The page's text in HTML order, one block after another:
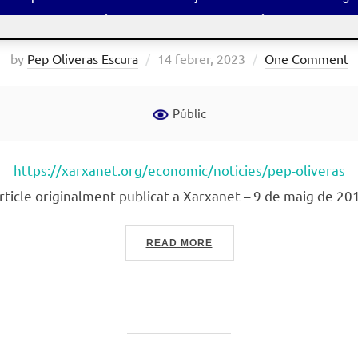
by Pep Oliveras Escura
Posted
14 febrer, 2023 One Comment
Públic
https://xarxanet.org/economic/noticies/pep-oliveras
originalment publicat a Xarxanet – 9 de maig de
READ MORE«TRANSFORMACIÓ